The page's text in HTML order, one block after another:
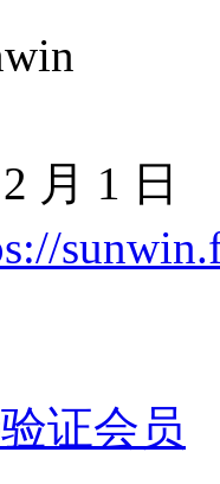
月 1 日
证会员